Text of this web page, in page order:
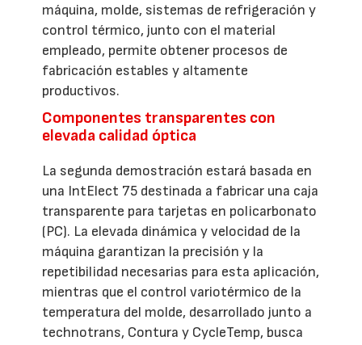
máquina, molde, sistemas de refrigeración y
control térmico, junto con el material
empleado, permite obtener procesos de
fabricación estables y altamente
productivos.
Componentes transparentes con
elevada calidad óptica
La segunda demostración estará basada en
una IntElect 75 destinada a fabricar una caja
transparente para tarjetas en policarbonato
(PC). La elevada dinámica y velocidad de la
máquina garantizan la precisión y la
repetibilidad necesarias para esta aplicación,
mientras que el control variotérmico de la
temperatura del molde, desarrollado junto a
technotrans, Contura y CycleTemp, busca